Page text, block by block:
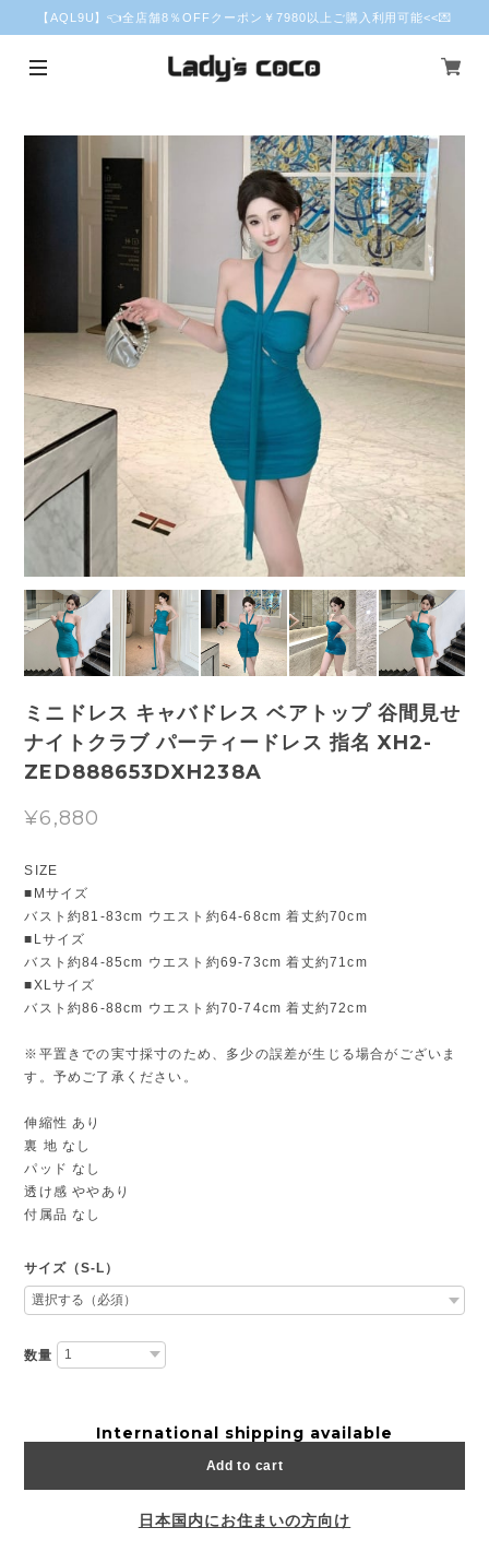
【AQL9U】👈全店舗8％OFFクーポン￥7980以上ご購入利用可能<<💌
ミニドレス キャバドレス ベアトップ 谷間見せ
ナイトクラブ パーティードレス 指名 XH2-
ZED888653DXH238A
¥6,880
SIZE
■Mサイズ
バスト約81-83cm ウエスト約64-68cm 着丈約70cm
■Lサイズ
バスト約84-85cm ウエスト約69-73cm 着丈約71cm
■XLサイズ
バスト約86-88cm ウエスト約70-74cm 着丈約72cm
※平置きでの実寸採寸のため、多少の誤差が生じる場合がございま
す。予めご了承ください。
伸縮性 あり
裏 地 なし
パッド なし
透け感 ややあり
付属品 なし
サイズ（S-L）
数量
International shipping available
Add to cart
日本国内にお住まいの方向け